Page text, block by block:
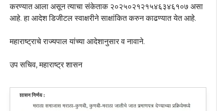
करण्यात आला असून त्याचा संकेताक २०२५०२१२१५४६३४६१०७ असा
आहे. हा आदेश डिजीटल स्वाक्षरीने साक्षांकित करुन काढण्यात येत आहे.
महाराष्ट्राचे राज्यपाल यांच्या आदेशानुसार व नावाने.
उप सचिव, महाराष्ट्र शासन